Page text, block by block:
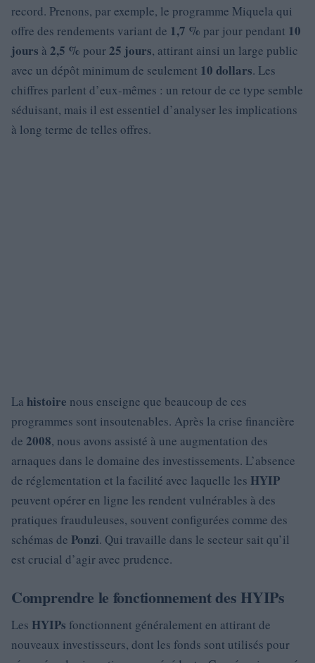
record. Prenons, par exemple, le programme Miquela qui
offre des rendements variant de 1,7 % par jour pendant 10
jours à 2,5 % pour25 jours, attirant ainsi un large public
avec un dépôt minimum de seulement 10 dollars. Les
chiffres parlent d’eux-mêmes : un retour de ce type semble
séduisant, mais il est essentiel d’analyser les implications
à long terme de telles offres.
La histoire nous enseigne que beaucoup de ces
programmes sont insoutenables. Après la crise financière
de 2008, nous avons assisté à une augmentation des
arnaques dans le domaine des investissements. L’absence
de réglementation et la facilité avec laquelle les HYIP
peuvent opérer en ligne les rendent vulnérables à des
pratiques frauduleuses, souvent configurées comme des
schémas de Ponzi. Qui travaille dans le secteur sait qu’il
est crucial d’agir avec prudence.
Comprendre le fonctionnement des HYIPs
Les HYIPs fonctionnent généralement en attirant de
nouveaux investisseurs, dont les fonds sont utilisés pour